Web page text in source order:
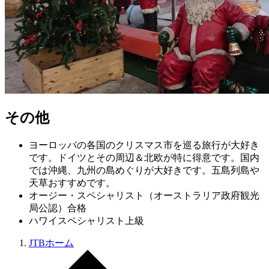
その他
ヨーロッパの各国のクリスマス市を巡る旅行が大好き
です。ドイツとその周辺＆北欧が特に得意です。国内
では沖縄、九州の島めぐりが大好きです。五島列島や
天草おすすめです。
オージー・スペシャリスト（オーストラリア政府観光
局公認）合格
ハワイスペシャリスト上級
JTBホーム